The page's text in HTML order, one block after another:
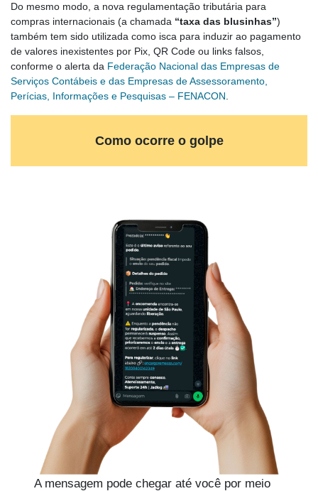
Do mesmo modo, a nova regulamentação tributária para
compras internacionais (a chamada “taxa das blusinhas”)
também tem sido utilizada como isca para induzir ao pagamento
de valores inexistentes por Pix, QR Code ou links falsos,
conforme o alerta da Federação Nacional das Empresas de
Serviços Contábeis e das Empresas de Assessoramento,
Perícias, Informações e Pesquisas – FENACON.
Como ocorre o golpe
A mensagem pode chegar até você por meio